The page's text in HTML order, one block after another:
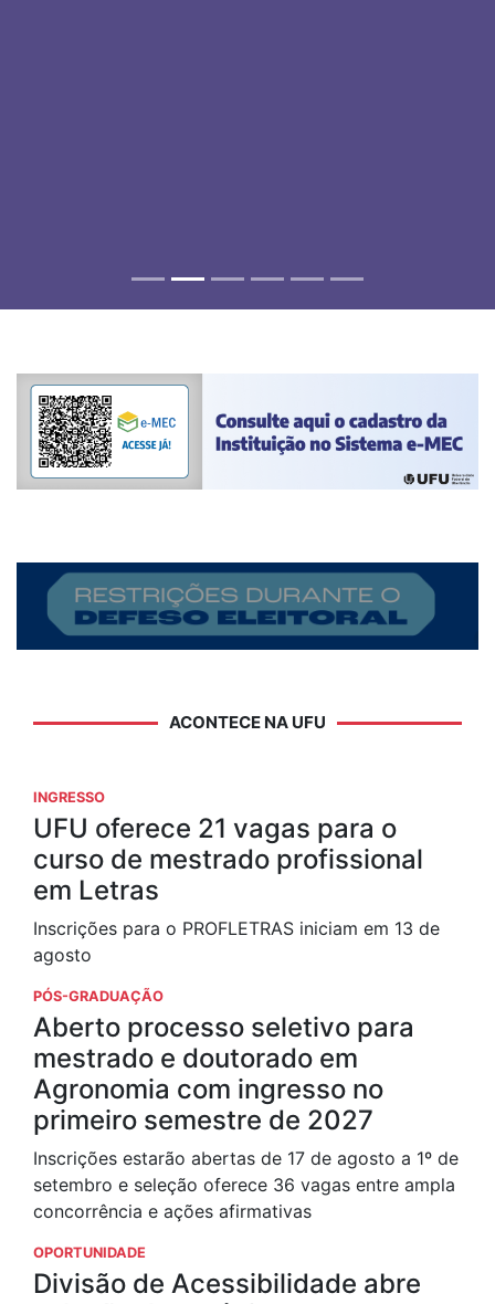
ACONTECE NA UFU
INGRESSO
UFU oferece 21 vagas para o
curso de mestrado profissional
em Letras
Inscrições para o PROFLETRAS iniciam em 13 de
agosto
PÓS-GRADUAÇÃO
Aberto processo seletivo para
mestrado e doutorado em
Agronomia com ingresso no
primeiro semestre de 2027
Inscrições estarão abertas de 17 de agosto a 1º de
setembro e seleção oferece 36 vagas entre ampla
concorrência e ações afirmativas
OPORTUNIDADE
Divisão de Acessibilidade abre